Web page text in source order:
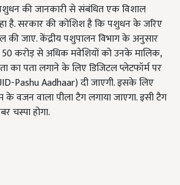
की जानकारी से संबंधित एक विशाल
है. सरकार की कोशिश है कि पशुधन के जरिए
की जाए. केंद्रीय पशुपालन विभाग के अनुसार
करोड़ से अधिक मवेशियों को उनके मालिक,
का पता लगाने के लिए डिजिटल प्लेटफॉर्म पर
Pashu Aadhaar) दी जाएगी. इसके लिए
के वजन वाला पीला टैग लगाया जाएगा. इसी टैग
चस्पा होगा.